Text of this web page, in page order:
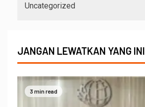
Uncategorized
JANGAN LEWATKAN YANG INI
3 min read